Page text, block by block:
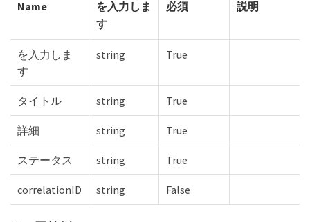
Name
を入力しま
す
必須 説明
を入力しま
す
string True
タイトル string True
詳細 string True
ステータス string True
correlationID string False